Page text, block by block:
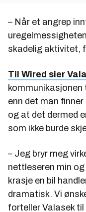
– Når et angrep
skadelig aktivitet,
Til Wired sier
enn det man
og at det dermed
som ikke burde
– Jeg bryr meg
nettleseren min
krasje en bil
dramatisk. Vi
forteller Valasek til